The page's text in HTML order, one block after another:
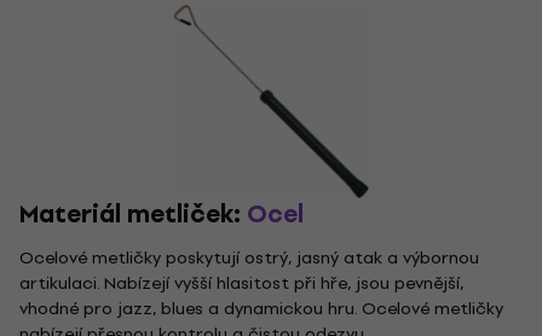
Materiál metliček: Ocel
Ocelové metličky poskytují ostrý, jasný atak a výbornou
artikulaci. Nabízejí vyšší hlasitost při hře, jsou pevnější,
vhodné pro jazz, blues a dynamickou hru. Ocelové metličky